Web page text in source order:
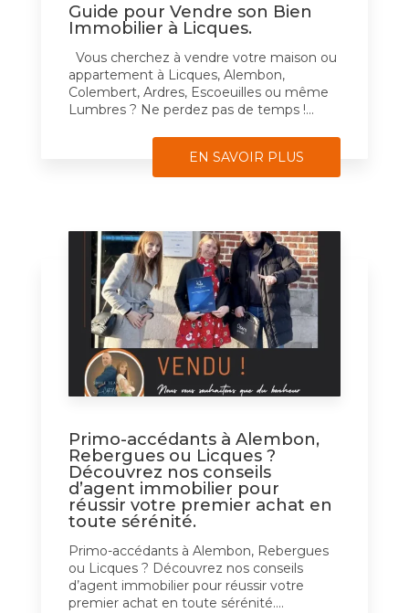
Guide pour Vendre son Bien
Immobilier à Licques.
Vous cherchez à vendre votre maison ou
appartement à Licques, Alembon,
Colembert, Ardres, Escoeuilles ou même
Lumbres ? Ne perdez pas de temps !...
EN SAVOIR PLUS
Primo-accédants à Alembon,
Rebergues ou Licques ?
Découvrez nos conseils
d’agent immobilier pour
réussir votre premier achat en
toute sérénité.
Primo-accédants à Alembon, Rebergues
ou Licques ? Découvrez nos conseils
d’agent immobilier pour réussir votre
premier achat en toute sérénité....